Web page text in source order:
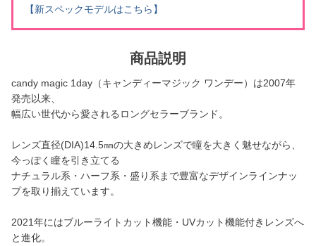
【新スペックモデルはこちら】
商品説明
candy magic 1day（キャンディーマジック ワンデー）は2007年
発売以来、
幅広い世代から愛されるロングセラーブランド。
レンズ直径(DIA)14.5㎜の大きめレンズで瞳を大きく魅せながら、
今っぽく瞳を引き立てる
ナチュラル系・ハーフ系・盛り系まで豊富なデザインラインナッ
プを取り揃えています。
2021年にはブルーライトカット機能・UVカット機能付きレンズへ
と進化。